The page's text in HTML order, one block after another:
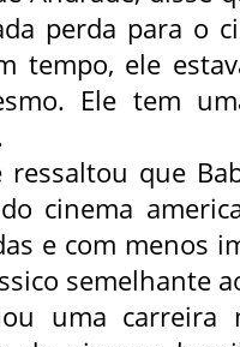
perda para o
tempo, ele
Ele tem
ressaltou que
cinema
e com menos
semelhante
uma carreira